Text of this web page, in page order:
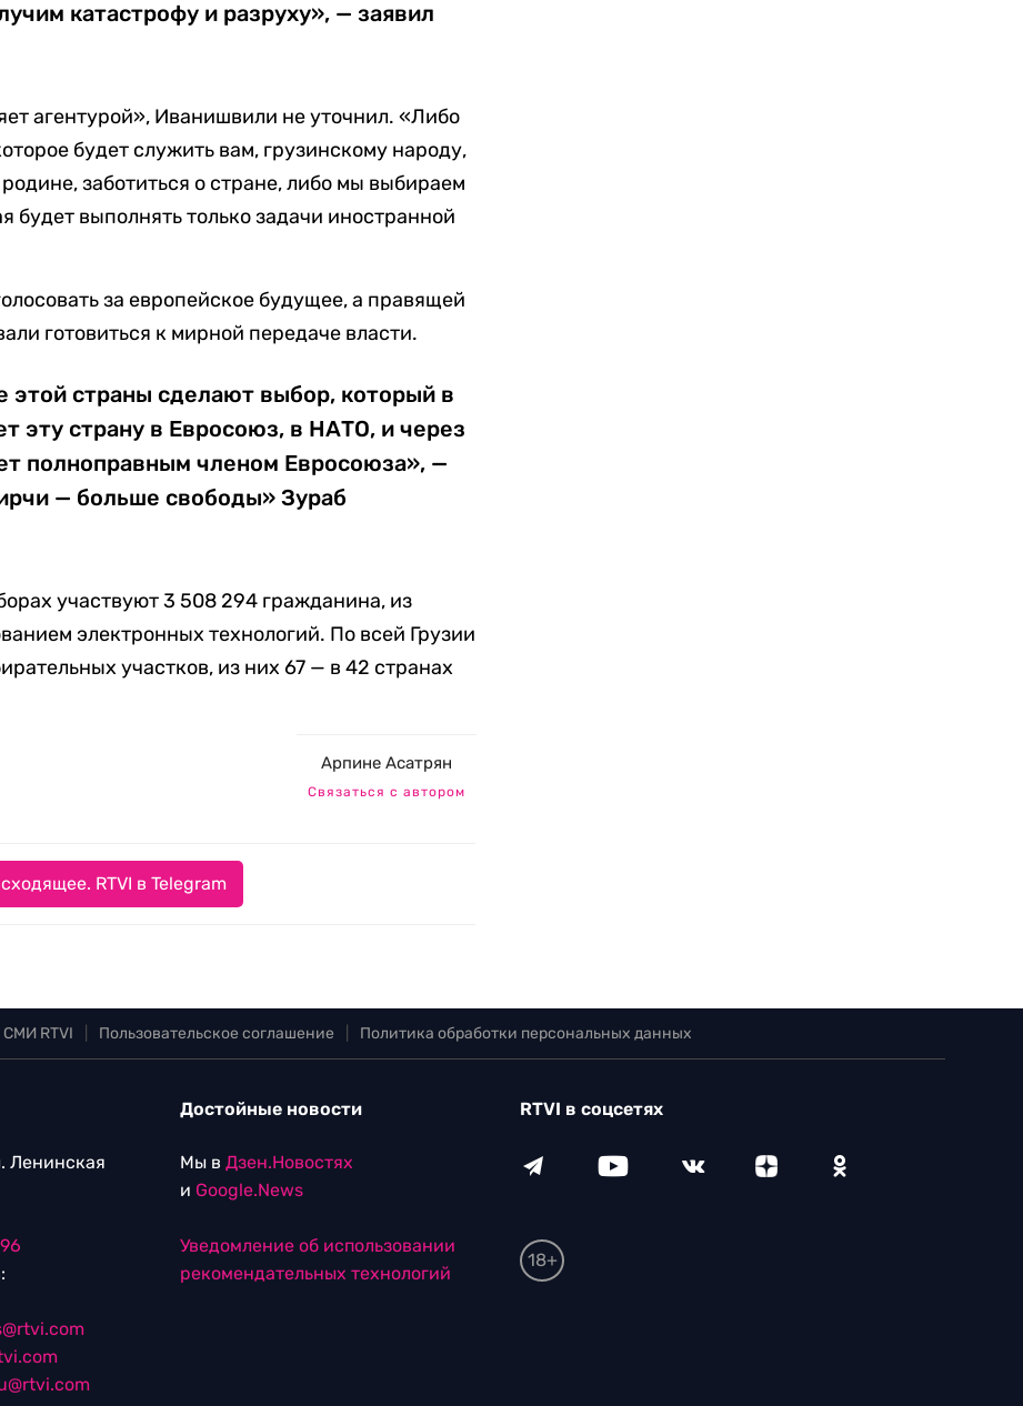
катастрофу и разруху», — заявил
агентурой», Иванишвили не уточнил. «Либо
будет служить вам, грузинскому народу,
заботиться о стране, либо мы выбираем
будет выполнять только задачи иностранной
за европейское будущее, а правящей
готовиться к мирной передаче власти.
этой страны сделают выбор, который в
эту страну в Евросоюз, в НАТО, и через
полноправным членом Евросоюза», —
— больше свободы» Зураб
участвуют 3 508 294 гражданина, из
электронных технологий. По всей Грузии
участков, из них 67 — в 42 странах
Арпине Асатрян
Связаться с автором
RTVI в Telegram
RTVI Пользовательское соглашение Политика обработки персональных данных
Ленинская
Достойные новости
Мы в Дзен.Новостях
и Google.News
Уведомление об использовании
рекомендательных технологий
RTVI в соцсетях
18+